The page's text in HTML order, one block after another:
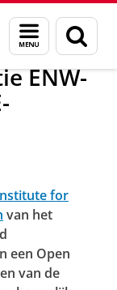
Menu
en
zoeken
ENW-
for
van het
een Open
van de